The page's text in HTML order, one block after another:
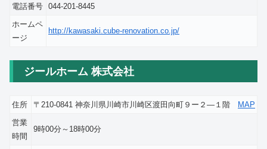
電話番号 044-201-8445
ホームペ
ージ
http://kawasaki.cube-renovation.co.jp/
ジールホーム 株式会社
住所 〒210-0841 神奈川県川崎市川崎区渡田向町９ー２―１階
MAP
営業
時間
9時00分～18時00分